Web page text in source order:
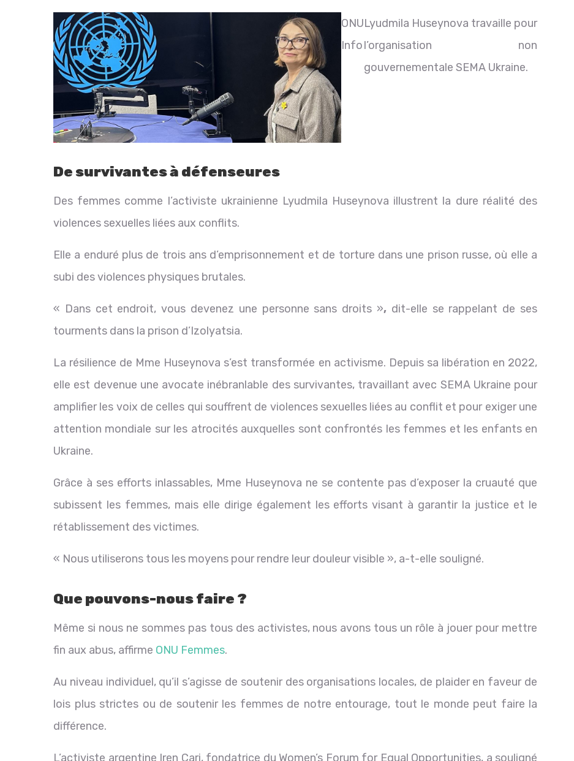
ONU
Info
Lyudmila Huseynova travaille pour
l’organisation non
gouvernementale SEMA Ukraine.
De survivantes à défenseures
Des femmes comme l’activiste ukrainienne Lyudmila Huseynova illustrent la dure réalité des
violences sexuelles liées aux conflits.
Elle a enduré plus de trois ans d’emprisonnement et de torture dans une prison russe, où elle a
subi des violences physiques brutales.
« Dans cet endroit, vous devenez une personne sans droits », dit-elle se rappelant de ses
tourments dans la prison d’Izolyatsia.
La résilience de Mme Huseynova s’est transformée en activisme. Depuis sa libération en 2022,
elle est devenue une avocate inébranlable des survivantes, travaillant avec SEMA Ukraine pour
amplifier les voix de celles qui souffrent de violences sexuelles liées au conflit et pour exiger une
attention mondiale sur les atrocités auxquelles sont confrontés les femmes et les enfants en
Ukraine.
Grâce à ses efforts inlassables, Mme Huseynova ne se contente pas d’exposer la cruauté que
subissent les femmes, mais elle dirige également les efforts visant à garantir la justice et le
rétablissement des victimes.
« Nous utiliserons tous les moyens pour rendre leur douleur visible », a-t-elle souligné.
Que pouvons-nous faire ?
Même si nous ne sommes pas tous des activistes, nous avons tous un rôle à jouer pour mettre
fin aux abus, affirme ONU Femmes.
Au niveau individuel, qu’il s’agisse de soutenir des organisations locales, de plaider en faveur de
lois plus strictes ou de soutenir les femmes de notre entourage, tout le monde peut faire la
différence.
L’activiste argentine Iren Cari, fondatrice du Women’s Forum for Equal Opportunities, a souligné